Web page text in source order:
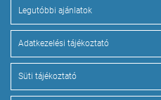
Legutóbbi ajánlatok
Adatkezelési tájékoztató
Süti tájékoztató